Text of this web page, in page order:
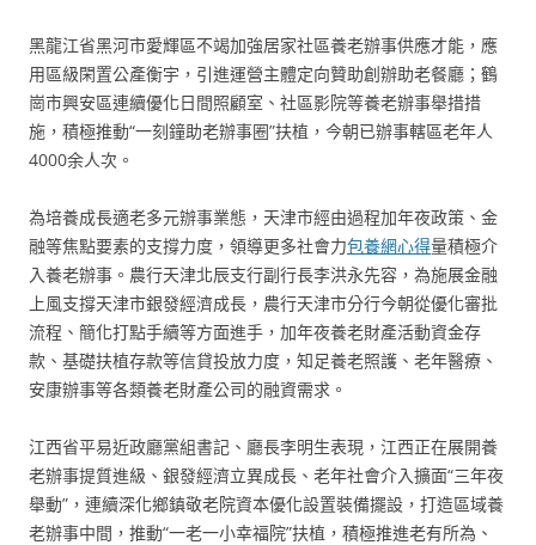
黑龍江省黑河市愛輝區不竭加強居家社區養老辦事供應才能，應
用區級閑置公產衡宇，引進運營主體定向贊助創辦助老餐廳；鶴
崗市興安區連續優化日間照顧室、社區影院等養老辦事舉措措
施，積極推動“一刻鐘助老辦事圈”扶植，今朝已辦事轄區老年人
4000余人次。
為培養成長適老多元辦事業態，天津市經由過程加年夜政策、金
融等焦點要素的支撐力度，領導更多社會力包養網心得量積極介
入養老辦事。農行天津北辰支行副行長李洪永先容，為施展金融
上風支撐天津市銀發經濟成長，農行天津市分行今朝從優化審批
流程、簡化打點手續等方面進手，加年夜養老財產活動資金存
款、基礎扶植存款等信貸投放力度，知足養老照護、老年醫療、
安康辦事等各類養老財產公司的融資需求。
江西省平易近政廳黨組書記、廳長李明生表現，江西正在展開養
老辦事提質進級、銀發經濟立異成長、老年社會介入擴面“三年夜
舉動”，連續深化鄉鎮敬老院資本優化設置裝備擺設，打造區域養
老辦事中間，推動“一老一小幸福院”扶植，積極推進老有所為、